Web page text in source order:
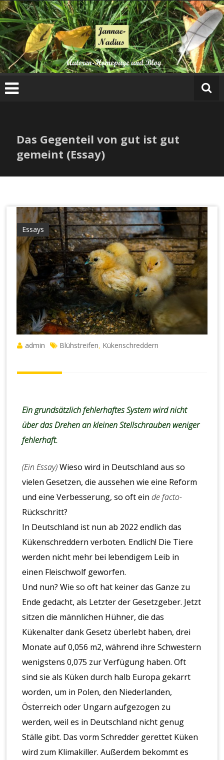
Das Gegenteil von gut ist gut
gemeint (Essay)
Essays
admin Blühstreifen Kükenschreddern
Ein grundsätzlich fehlerhaftes System wird nicht
über das Drehen an kleinen Stellschrauben weniger
fehlerhaft.
(Ein Essay)Wieso wird in Deutschland aus so
vielen Gesetzen, die aussehen wie eine Reform
und eine Verbesserung, so oft einde facto-
Rückschritt?
In Deutschland ist nun ab 2022 endlich das
Kükenschreddern verboten. Endlich! Die Tiere
werden nicht mehr bei lebendigem Leib in
einen Fleischwolf geworfen.
Und nun? Wie so oft hat keiner das Ganze zu
Ende gedacht, als Letzter der Gesetzgeber. Jetzt
sitzen die männlichen Hühner, die das
Kükenalter dank Gesetz überlebt haben, drei
Monate auf 0,056 m2, während ihre Schwestern
wenigstens 0,075 zur Verfügung haben. Oft
sind sie als Küken durch halb Europa gekarrt
worden, um in Polen, den Niederlanden,
Österreich oder Ungarn aufgezogen zu
werden, weil es in Deutschland nicht genug
Ställe gibt. Das vorm Schredder gerettet Küken
wird zum Klimakiller. Außerdem bekommt es